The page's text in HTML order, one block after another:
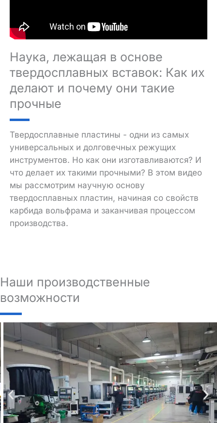
Наука, лежащая в основе
твердосплавных вставок: Как их
делают и почему они такие
прочные
Твердосплавные пластины - одни из самых
универсальных и долговечных режущих
инструментов. Но как они изготавливаются? И
что делает их такими прочными? В этом видео
мы рассмотрим научную основу
твердосплавных пластин, начиная со свойств
карбида вольфрама и заканчивая процессом
производства.
Наши производственные
возможности